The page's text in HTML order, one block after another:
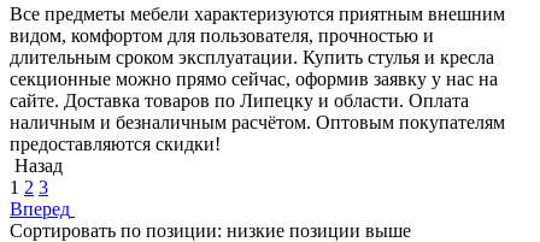
Все предметы мебели характеризуются приятным внешним
видом, комфортом для пользователя, прочностью и
длительным сроком эксплуатации. Купить стулья и кресла
секционные можно прямо сейчас, оформив заявку у нас на
сайте. Доставка товаров по Липецку и области. Оплата
наличным и безналичным расчётом. Оптовым покупателям
предоставляются скидки!
Назад
1 2 3
Вперед
Сортировать по позиции: низкие позиции выше